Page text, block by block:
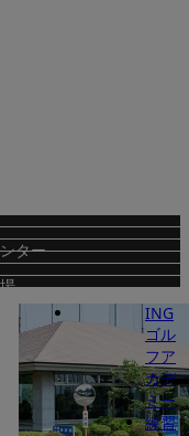
ター
ING
ゴル
フア
カデ
ミー
練習